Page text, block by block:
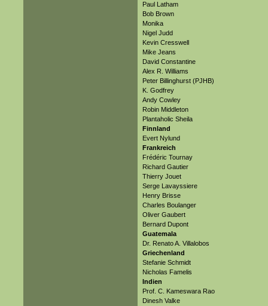
Paul Latham
Bob Brown
Monika
Nigel Judd
Kevin Cresswell
Mike Jeans
David Constantine
Alex R. Williams
Peter Billinghurst (PJHB)
K. Godfrey
Andy Cowley
Robin Middleton
Plantaholic Sheila
Finnland
Evert Nylund
Frankreich
Frédéric Tournay
Richard Gautier
Thierry Jouet
Serge Lavayssiere
Henry Brisse
Charles Boulanger
Oliver Gaubert
Bernard Dupont
Guatemala
Dr. Renato A. Villalobos
Griechenland
Stefanie Schmidt
Nicholas Famelis
Indien
Prof. C. Kameswara Rao
Dinesh Valke